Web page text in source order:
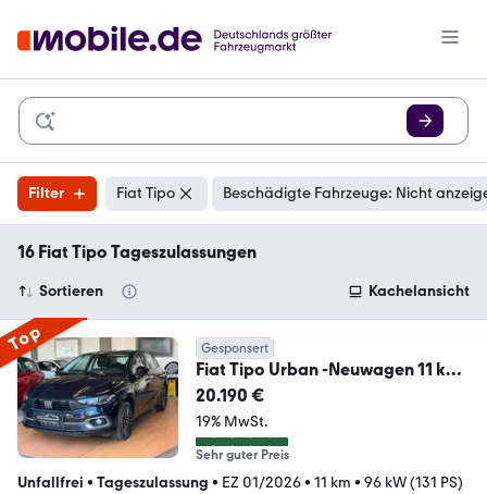
Filter Fiat Tipo Beschädigte Fahrzeuge: Nicht
16 Fiat Tipo Tageszulassungen
Sortieren Kachelansicht
Top Gesponsert
Fiat Tipo Urban -Neuwagen 11 km
/U-Connect/R-Kamera
20.190 €
19% MwSt.
Sehr guter Preis
Unfallfrei • Tageszulassung • EZ 01/2026• 11 km • 96 kW (131 PS)